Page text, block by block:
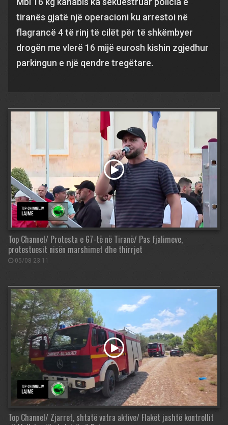
tiranës gjatë një operacioni ku arrestoi në
flagrancë 4 të rinj të cilët për të shkëmbyer
drogën me vlerë 16 mijë eurosh kishin zgjedhur
parkingun e një qendre tregëtare.
Top Channel/ Protesta e 67-të në Tiranë/ Pas fjalimeve,
protestuesit nisën marshimet dhe thirrjet
05/08 23:11
Top Channel/ Zjarret, shtatë vatra aktive/ Flakët jashtë kontrollit